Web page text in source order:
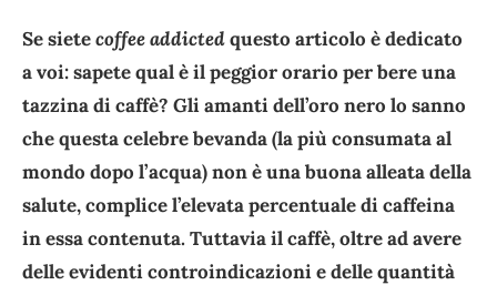
Se sietecoffee addictedquesto articolo è dedicato
a voi: sapete qual è il peggior orario per bere una
tazzina di caffè? Gli amanti dell’oro nero lo sanno
che questa celebre bevanda (la più consumata al
mondo dopo l’acqua) non è una buona alleata della
salute, complice l’elevata percentuale di caffeina
in essa contenuta. Tuttavia il caffè, oltre ad avere
delle evidenti controindicazioni e delle quantità